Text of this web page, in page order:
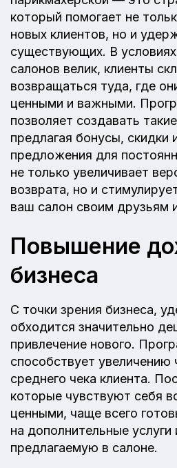
который помогает не
новых клиентов, но и
существующих. В
салонов велик, клиенты
возвращаться туда, где
ценными и важными.
позволяет создавать
предлагая бонусы, скидки
предложения для
не только увеличивает
возврата, но и
ваш салон своим друзьям
Повышение
бизнеса
С точки зрения бизнеса,
обходится значительно
привлечение нового.
способствует увеличению
среднего чека клиента.
которые чувствуют себя
ценными, чаще всего
на дополнительные
предлагаемую в салоне.